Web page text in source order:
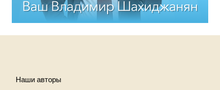
Наши авторы